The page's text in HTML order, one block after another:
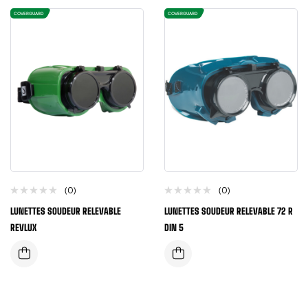
COVERGUARD
(0)
LUNETTES SOUDEUR RELEVABLE
REVLUX
COVERGUARD
(0)
LUNETTES SOUDEUR RELEVABLE 72 R
DIN 5